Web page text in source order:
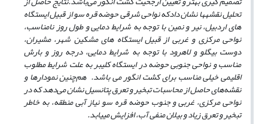
تحلیل نقشهها نشان دادکه نواحی شرقی حوضه قره سو از قبیل ایستگاه
های اردبیل، نیر و نمین با توجه به شرایط دمایی و طول روز نامناسب،
نواحی مرکزی و غربی از قبیل ایستگاه های مشکین شهر، مشیران،
دوست بیگلو و لاهرود با توجه به شرایط دمایی، درجه روز و بارش
مناسب و نواحی جنوبی حوضه در ایستگاه کلیبر به علت شرایط مطلوب
اقلیمی خیلی مناسب برای کشت انگور می باشد. همچنیننمودارها و
نقشه‌های حاصل از محاسبات تبخیر و تعرق پتانسیل نشان می‌دهد که در
نواحی مرکزی، غربی و جنوب حوضه قره سو نیاز آبی منطقه، به خاطر
تبخیر و تعرق زیاد و بیلان منفی آب، افزایش می­یابد.